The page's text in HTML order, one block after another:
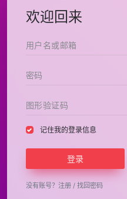
欢迎回来
记住我的登录信息
登录
没有账号？ 注册 / 找回密码